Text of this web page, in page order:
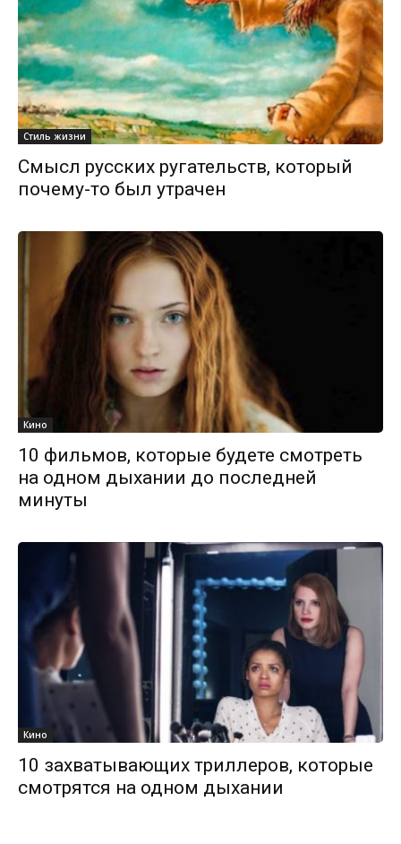
Стиль жизни
Смысл русских ругательств, который
почему-то был утрачен
Кино
10 фильмов, которые будете смотреть
на одном дыхании до последней
минуты
Кино
10 захватывающих триллеров, которые
смотрятся на одном дыхании